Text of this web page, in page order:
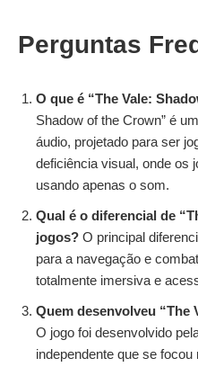
Perguntas
O que é “The Vale:
Shadow of the Crown” é
áudio, projetado para ser
deficiência visual, onde os
usando apenas o som.
Qual é o diferencial de
jogos? O principal
para a navegação e
totalmente imersiva e
Quem desenvolveu “The
O jogo foi desenvolvido
independente que se